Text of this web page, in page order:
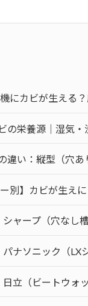
にカビが生える
の栄養源｜湿気
違い：縦型（穴あ
ー別】カビが生え
シャープ（穴なし
パナソニック（LX
日立（ビートウォ